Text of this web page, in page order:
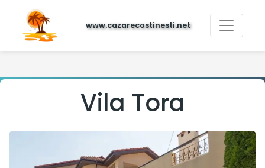
www.cazarecostinesti.net
Vila Tora